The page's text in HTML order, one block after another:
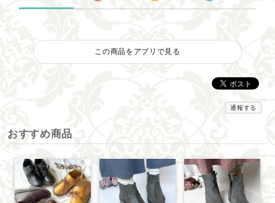
この商品をアプリで見る
通報する
おすすめ商品